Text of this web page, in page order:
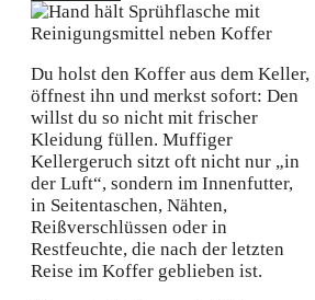
Du holst den Koffer aus dem Keller,
öffnest ihn und merkst sofort: Den
willst du so nicht mit frischer
Kleidung füllen. Muffiger
Kellergeruch sitzt oft nicht nur „in
der Luft“, sondern im Innenfutter,
in Seitentaschen, Nähten,
Reißverschlüssen oder in
Restfeuchte, die nach der letzten
Reise im Koffer geblieben ist.